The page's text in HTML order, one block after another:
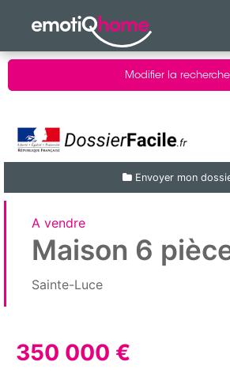
Modifier la recherche
Envoyer mon
A vendre
Maison 6
Sainte-Luce
350 000 €